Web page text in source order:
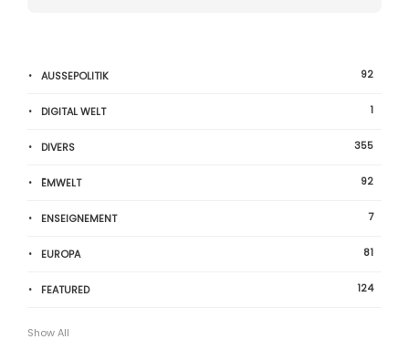
AUSSEPOLITIK 92
DIGITAL WELT 1
DIVERS 355
ËMWELT 92
ENSEIGNEMENT 7
EUROPA 81
FEATURED 124
Show All